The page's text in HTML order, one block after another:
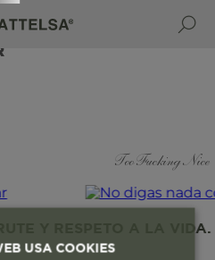
Too Fucking Nice
Y RESPETO A LA
USA COOKIES